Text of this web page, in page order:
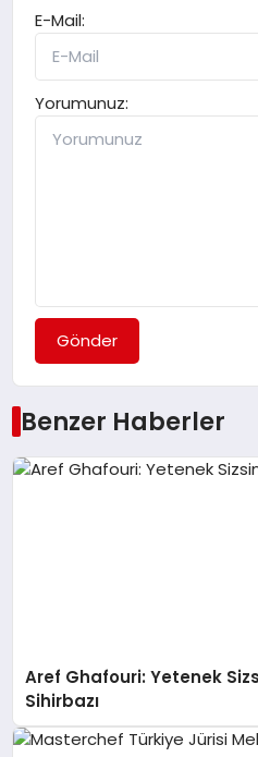
E-Mail:
Yorumunuz:
Gönder
Benzer Haberler
Aref Ghafouri: Yetenek
Sihirbazı